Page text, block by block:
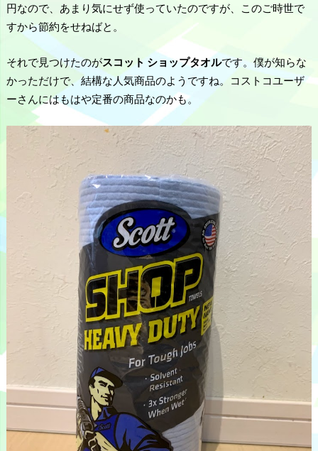
円なので、あまり気にせず使っていたのですが、このご時世で
すから節約をせねばと。
それで見つけたのがスコット ショップタオルです。僕が知らな
かっただけで、結構な人気商品のようですね。コストコユーザ
ーさんにはもはや定番の商品なのかも。